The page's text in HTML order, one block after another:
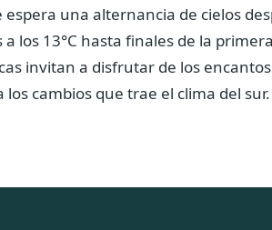
espera una alternancia de cielos
los 13°C hasta finales de la
invitan a disfrutar de los
cambios que trae el clima del sur.